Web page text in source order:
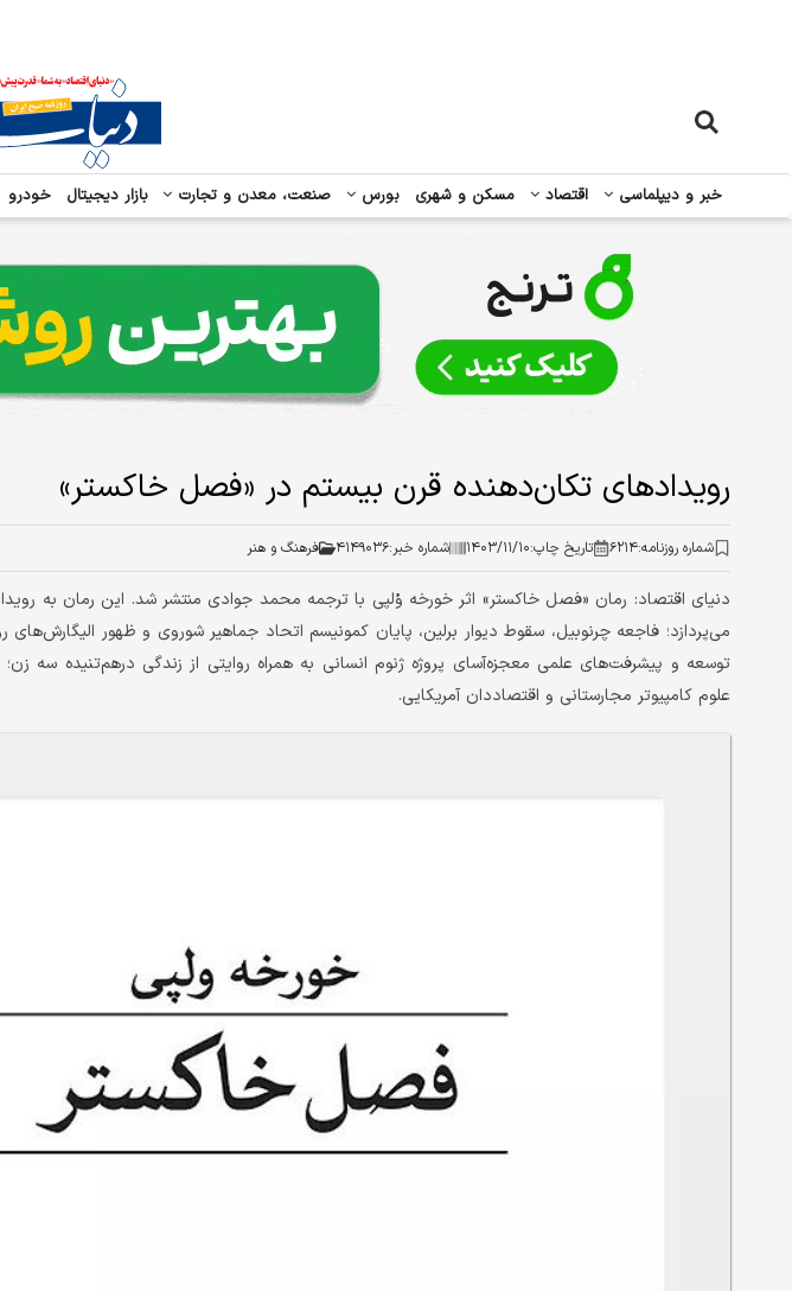
خبر و دیپلماسی اقتصاد مسکن و شهری بورس صنعت، معدن و تجارت بازار دیجیتال خودرو
رویدادهای تکان‌دهنده قرن بیستم در «فصل خاکستر»
شماره روزنامه:۶۲۱۴ تاریخ چاپ:۱۴۰۳/۱۱/۱۰ شماره خبر:۴۱۴۹۰۳۶ فرهنگ و هنر
دنیای اقتصاد: رمان «فصل خاکستر» اثر خورخه وُلپی با ترجمه محمد جوادی منتشر شد. این رمان به
می‌پردازد؛ فاجعه چرنوبیل، سقوط دیوار برلین، پایان کمونیسم اتحاد جماهیر شوروی و ظهور
توسعه و پیشرفت‌های علمی معجزه‌آسای پروژه ژنوم انسانی به همراه روایتی از زندگی درهم‌تنیده سه
علوم کامپیوتر مجارستانی و اقتصاددان آمریکایی.